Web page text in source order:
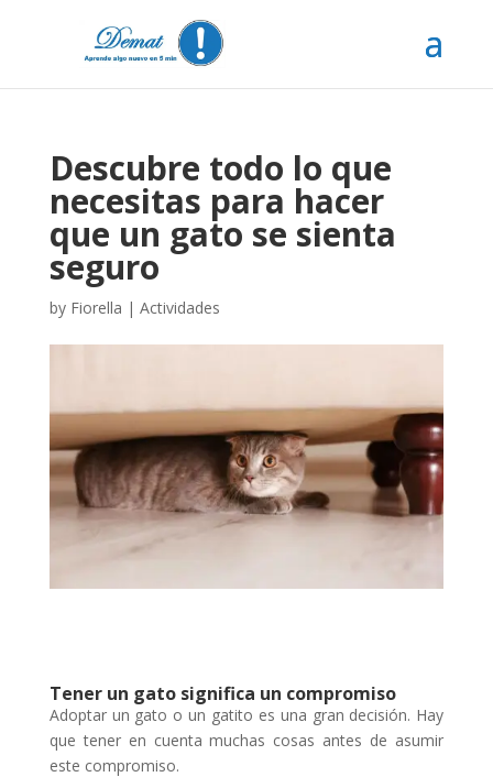
Descubre todo lo que
necesitas para hacer
que un gato se sienta
seguro
by Fiorella | Actividades
Tener un gato significa un compromiso
Adoptar un gato o un gatito es una gran decisión. Hay
que tener en cuenta muchas cosas antes de asumir
este compromiso.